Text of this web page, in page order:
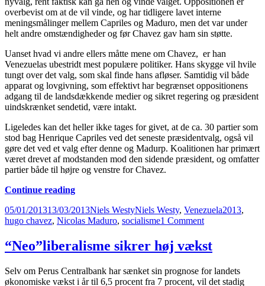
overbevist om at de vil vinde, og har tidligere lavet interne
meningsmålinger mellem Capriles og Maduro, men det var under
helt andre omstændigheder og før Chavez gav ham sin støtte.
Uanset hvad vi andre ellers måtte mene om Chavez, er han
Venezuelas ubestridt mest populære politiker. Hans skygge vil hvile
tungt over det valg, som skal finde hans afløser. Samtidig vil både
apparat og lovgivning, som effektivt har begrænset oppositionens
adgang til de landsdækkende medier og sikret regering og præsident
uindskrænket sendetid, være intakt.
Ligeledes kan det heller ikke tages for givet, at de ca. 30 partier som
stod bag Henrique Capriles ved det seneste præsidentvalg, også vil
gøre det ved et valg efter denne og Madurp. Koalitionen har primært
været drevet af modstanden mod den sidende præsident, og omfatter
partier både til højre og venstre for Chavez.
Continue readingArven
Hugo
Chavez
Posted
on
05/01/201313/03/2013Author
Niels WestyCategories
Niels Westy, VenezuelaTags
2013,
hugo chavez, Nicolas Maduro, socialisme1 Commenton
efter
Hugo
“Neo”liberalisme sikrer høj vækst
Selv om Perus Centralbank har sænket sin prognose for landets
økonomiske vækst i år til 6,5 procent fra 7 procent, vil det stadig